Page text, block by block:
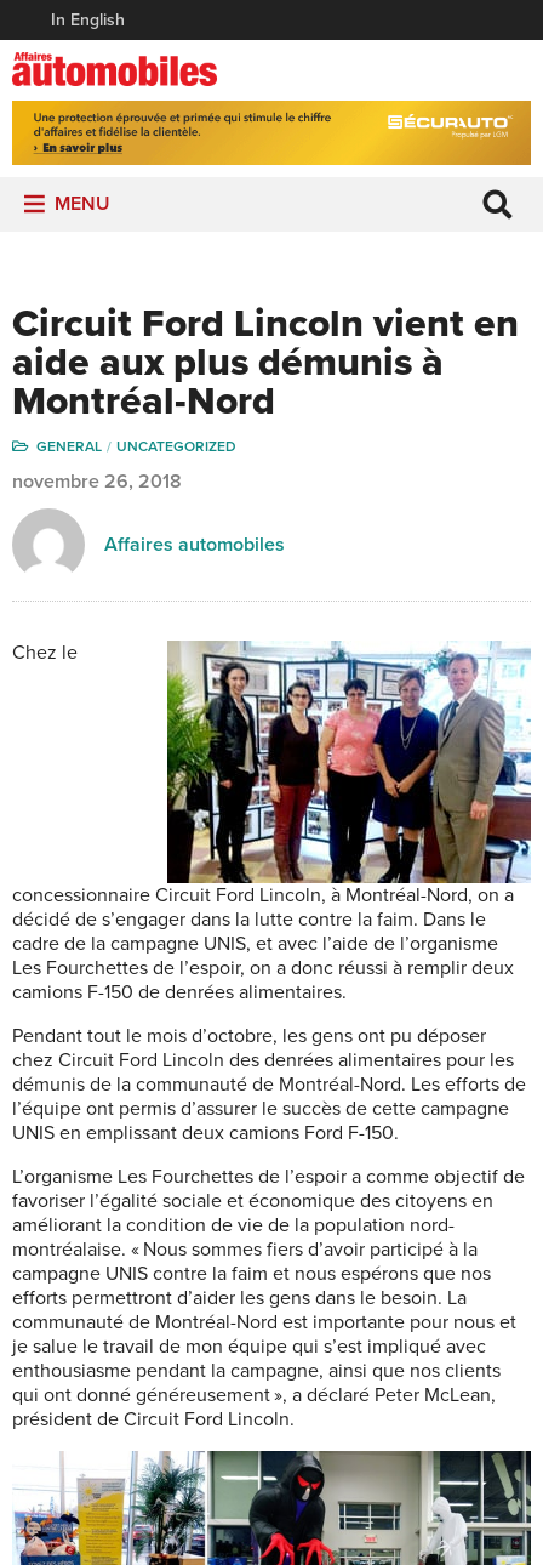
In English
MENU
Circuit Ford Lincoln vient en
aide aux plus démunis à
Montréal-Nord
GENERAL UNCATEGORIZED
novembre 26, 2018
Affaires automobiles
Chez le
concessionnaire Circuit Ford Lincoln, à Montréal-Nord, on a
décidé de s’engager dans la lutte contre la faim. Dans le
cadre de la campagne UNIS, et avec l’aide de l’organisme
Les Fourchettes de l’espoir, on a donc réussi à remplir deux
camions F-150 de denrées alimentaires.
Pendant tout le mois d’octobre, les gens ont pu déposer
chez Circuit Ford Lincoln des denrées alimentaires pour les
démunis de la communauté de Montréal-Nord. Les efforts de
l’équipe ont permis d’assurer le succès de cette campagne
UNIS en emplissant deux camions Ford F-150.
L’organisme Les Fourchettes de l’espoir a comme objectif de
favoriser l’égalité sociale et économique des citoyens en
améliorant la condition de vie de la population nord-
montréalaise. « Nous sommes fiers d’avoir participé à la
campagne UNIS contre la faim et nous espérons que nos
efforts permettront d’aider les gens dans le besoin. La
communauté de Montréal-Nord est importante pour nous et
je salue le travail de mon équipe qui s’est impliqué avec
enthousiasme pendant la campagne, ainsi que nos clients
qui ont donné généreusement », a déclaré Peter McLean,
président de Circuit Ford Lincoln.